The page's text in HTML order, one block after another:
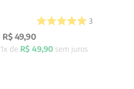
3
R$ 49,90
1x de R$ 49,90sem juros